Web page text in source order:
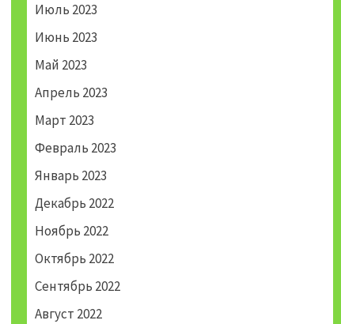
Июль 2023
Июнь 2023
Май 2023
Апрель 2023
Март 2023
Февраль 2023
Январь 2023
Декабрь 2022
Ноябрь 2022
Октябрь 2022
Сентябрь 2022
Август 2022